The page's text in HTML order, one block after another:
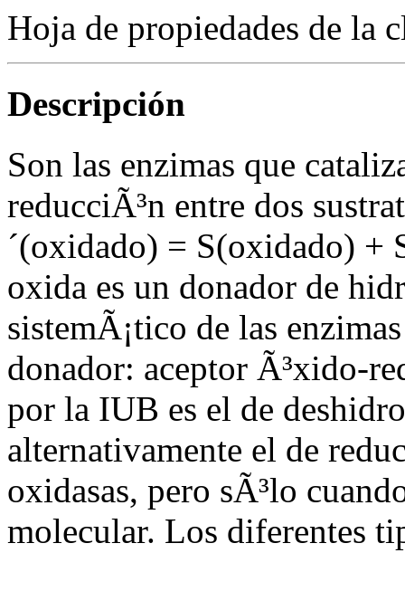
Hoja de propiedades de la
Descripción
Son las enzimas que
reducciÃ³n entre dos
´(oxidado) = S(oxidado) +
oxida es un donador de
sistemÃ¡tico de las
donador: aceptor Ã³xido-
por la IUB es el de
alternativamente el de
oxidasas, pero sÃ³lo
molecular. Los diferentes